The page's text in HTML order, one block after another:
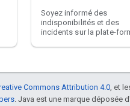
Soyez informé des
indisponibilités et des
incidents sur la plate-
Commons Attribution 4.0 , et
. Java est une marque déposée